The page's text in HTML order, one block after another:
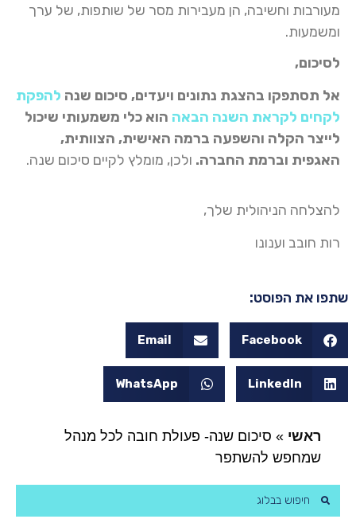
ראשי » סיכום שנה- פעולת חובה לכל מנהל
שמחפש להשתפר
מעורבות וחשיבה, הן מעבירות מסר של שותפות, של ערך
ומשמעות.
לסיכום,
אל תסתפקו בהצגת נתונים ויעדים, סיכום שנה להפקת
לקחים לקראת השנה הבאה הוא כלי משמעותי שיכול
לייצר הקלה והשפעה ברמה האישית, הצוותית,
האגפית וברמת החברה. ולכן, מומלץ לקיים סיכום שנה.
להצלחה הניהולית שלך,
רות חובב וענונו
שתפו את הפוסט:
Facebook
Email
LinkedIn
WhatsApp